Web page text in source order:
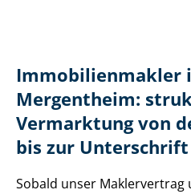
Im­mo­bi­li­en­mak­ler
Mergentheim:
Vermarktung von
bis zur Unterschrift
Sobald unser Maklervertrag